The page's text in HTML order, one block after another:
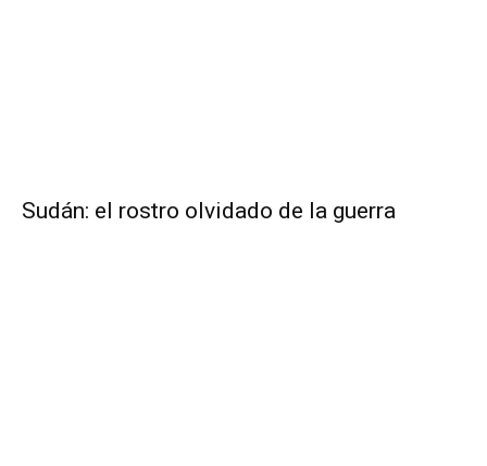
Sudán: el rostro olvidado de la guerra